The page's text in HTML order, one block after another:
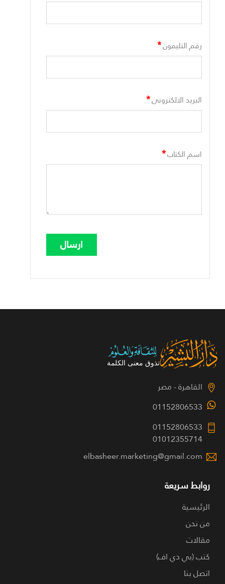
رقم التليفون*
البريد الالكترونى*
اسم الكتاب*
القاهرة - مصر
01152806533
01152806533
01012355714
elbasheer.marketing@gmail.com
روابط سريعة
الرئيسية
من نحن
مقالات
كتب (بي دي اف)
اتصل بنا